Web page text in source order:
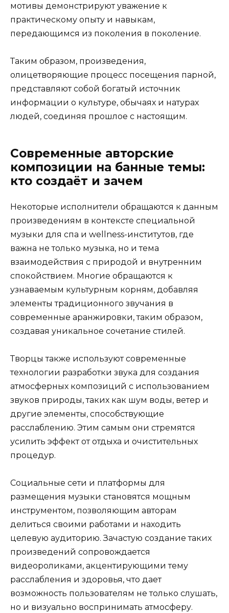
мотивы демонстрируют уважение к
практическому опыту и навыкам,
передающимся из поколения в поколение.
Таким образом, произведения,
олицетворяющие процесс посещения парной,
представляют собой богатый источник
информации о культуре, обычаях и натурах
людей, соединяя прошлое с настоящим.
Современные авторские
композиции на банные темы:
кто создаёт и зачем
Некоторые исполнители обращаются к данным
произведениям в контексте специальной
музыки для спа и wellness-институтов, где
важна не только музыка, но и тема
взаимодействия с природой и внутренним
спокойствием. Многие обращаются к
узнаваемым культурным корням, добавляя
элементы традиционного звучания в
современные аранжировки, таким образом,
создавая уникальное сочетание стилей.
Творцы также используют современные
технологии разработки звука для создания
атмосферных композиций с использованием
звуков природы, таких как шум воды, ветер и
другие элементы, способствующие
расслаблению. Этим самым они стремятся
усилить эффект от отдыха и очистительных
процедур.
Социальные сети и платформы для
размещения музыки становятся мощным
инструментом, позволяющим авторам
делиться своими работами и находить
целевую аудиторию. Зачастую создание таких
произведений сопровождается
видеороликами, акцентирующими тему
расслабления и здоровья, что дает
возможность пользователям не только слушать,
но и визуально воспринимать атмосферу.